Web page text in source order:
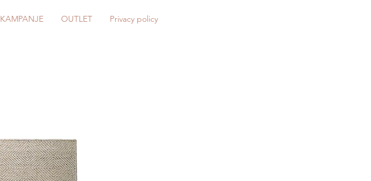
KAMPANJE OUTLET Privacy policy